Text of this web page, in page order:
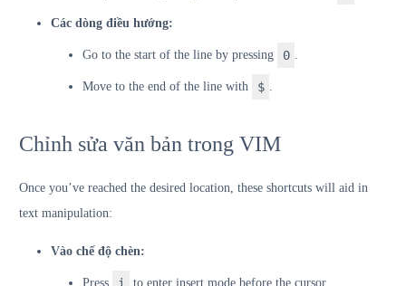
Các dòng điều hướng:
Go to the start of the line by pressing 0
Move to the end of the line with $
Chỉnh sửa văn bản trong VIM
Once you’ve reached the desired location, these shortcuts will aid in
text manipulation:
Vào chế độ chèn:
Press i to enter insert mode before the cursor.